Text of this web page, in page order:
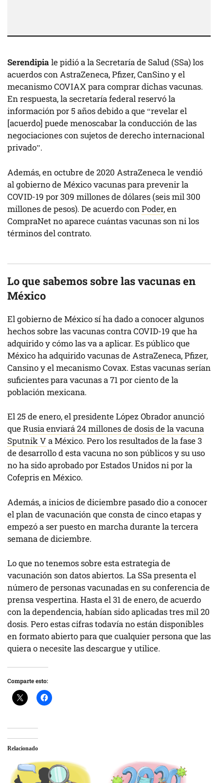
Serendipiale pidió a la Secretaría de Salud (SSa) los
acuerdos con AstraZeneca, Pfizer, CanSino y el
mecanismo COVIAX para comprar dichas vacunas.
En respuesta, la secretaría federal reservó la
información por 5 años debido a que “revelar el
[acuerdo] puede menoscabar la conducción de las
negociaciones con sujetos de derecho internacional
privado”.
Además, en octubre de 2020 AstraZeneca le vendió
al gobierno de México vacunas para prevenir la
COVID-19 por 309 millones de dólares (seis mil 300
millones de pesos). De acuerdo conPoder, en
CompraNet no aparece cuántas vacunas son ni los
términos del contrato.
Lo que sabemos sobre las vacunas en
México
El gobierno de México sí ha dado a conocer algunos
hechos sobre las vacunas contra COVID-19 que ha
adquirido y cómo las va a aplicar. Es público que
México ha adquirido vacunas de AstraZeneca, Pfizer,
Cansino y el mecanismo Covax. Estas vacunas serían
suficientes para vacunas a 71 por ciento de la
población mexicana.
El 25 de enero, el presidente López Obrador anunció
que Rusia enviará 24 millones de dosis de la vacuna
Sputnik V a México. Pero los resultados de la fase 3
de desarrollo d esta vacuna no son públicos y su uso
no ha sido aprobado por Estados Unidos ni por la
Cofepris en México.
Además, a inicios de diciembre pasado dio a conocer
el plan de vacunación que consta de cinco etapas y
empezó a ser puesto en marcha durante la tercera
semana de diciembre.
Lo que no tenemos sobre esta estrategia de
vacunación son datos abiertos. La SSa presenta el
número de personas vacunadas en su conferencia de
prensa vespertina. Hasta el 31 de enero, de acuerdo
con la dependencia, habían sido aplicadas tres mil 20
dosis. Pero estas cifras todavía no están disponibles
en formato abierto para que cualquier persona que las
quiera o necesite las descargue y utilice.
Comparte esto:
Relacionado